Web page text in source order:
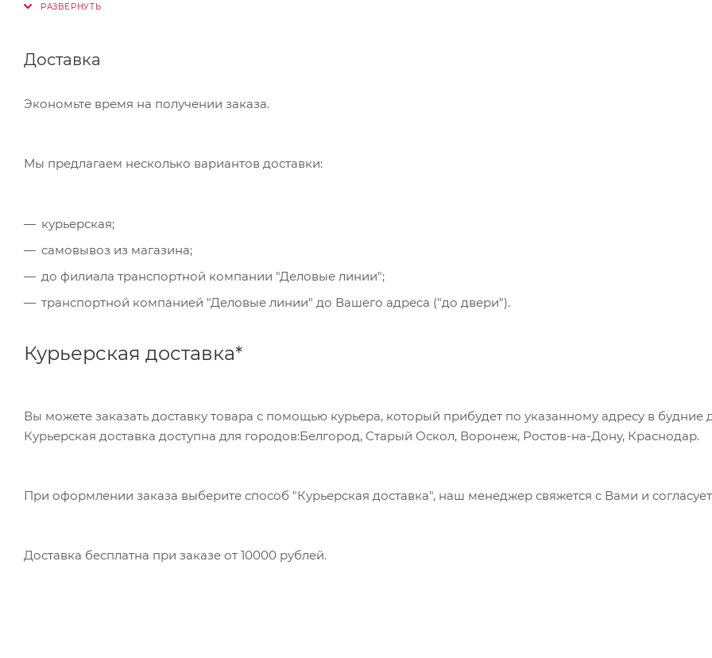
Visa,Master Card, МИР. Оплата производится через сервис "ЮКасса" ("Яндекс.Касса").
Банковский перевод
Также Вы можете оплатить товар, выбрав способ "Банковский перевод", при этом будет сформирован
Доставка
Экономьте время на получении заказа.
Мы предлагаем несколько вариантов доставки:
курьерская;
самовывоз из магазина;
до филиала транспортной компании "Деловые линии";
транспортной компанией "Деловые линии" до Вашего адреса ("до двери").
Курьерская доставка*
Вы можете заказать доставку товара с помощью курьера, который прибудет по указанному адресу в будние
Курьерская доставка доступна для городов:Белгород, Старый Оскол, Воронеж, Ростов-на-Дону, Краснодар.
При оформлении заказа выберите способ "Курьерская доставка", наш менеджер свяжется с Вами и
Доставка бесплатна при заказе от 10000 рублей.